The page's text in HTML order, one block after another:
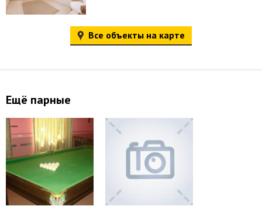
Все объекты на карте
Ещё парные